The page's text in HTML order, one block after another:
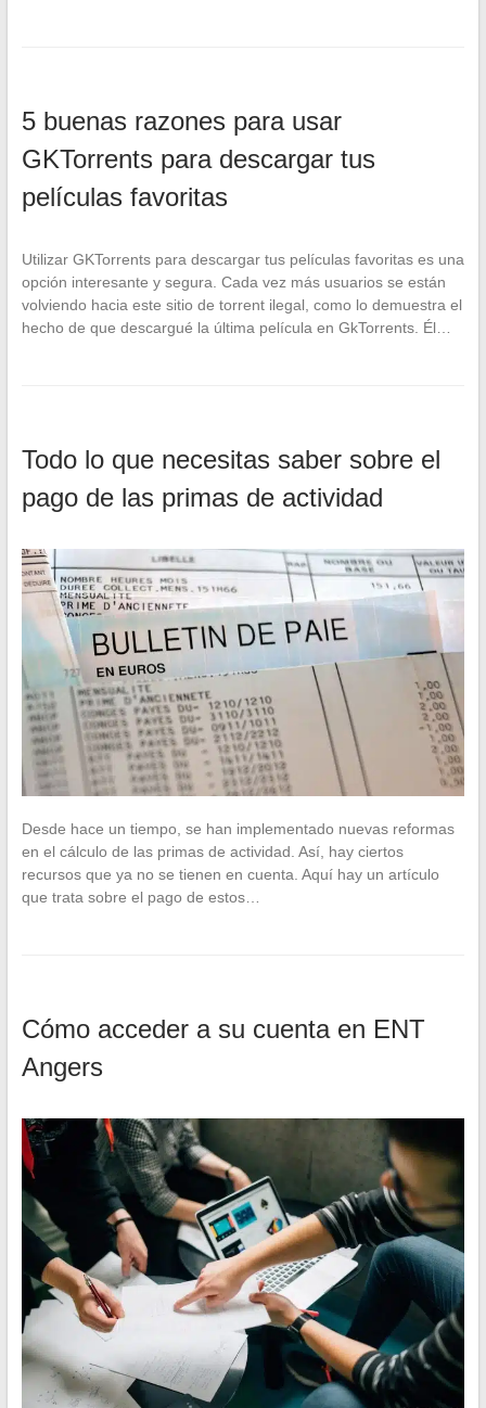
5 buenas razones para usar
GKTorrents para descargar tus
películas favoritas
Utilizar GKTorrents para descargar tus películas favoritas es una
opción interesante y segura. Cada vez más usuarios se están
volviendo hacia este sitio de torrent ilegal, como lo demuestra el
hecho de que descargué la última película en GkTorrents. Él…
Todo lo que necesitas saber sobre el
pago de las primas de actividad
Desde hace un tiempo, se han implementado nuevas reformas
en el cálculo de las primas de actividad. Así, hay ciertos
recursos que ya no se tienen en cuenta. Aquí hay un artículo
que trata sobre el pago de estos…
Cómo acceder a su cuenta en ENT
Angers